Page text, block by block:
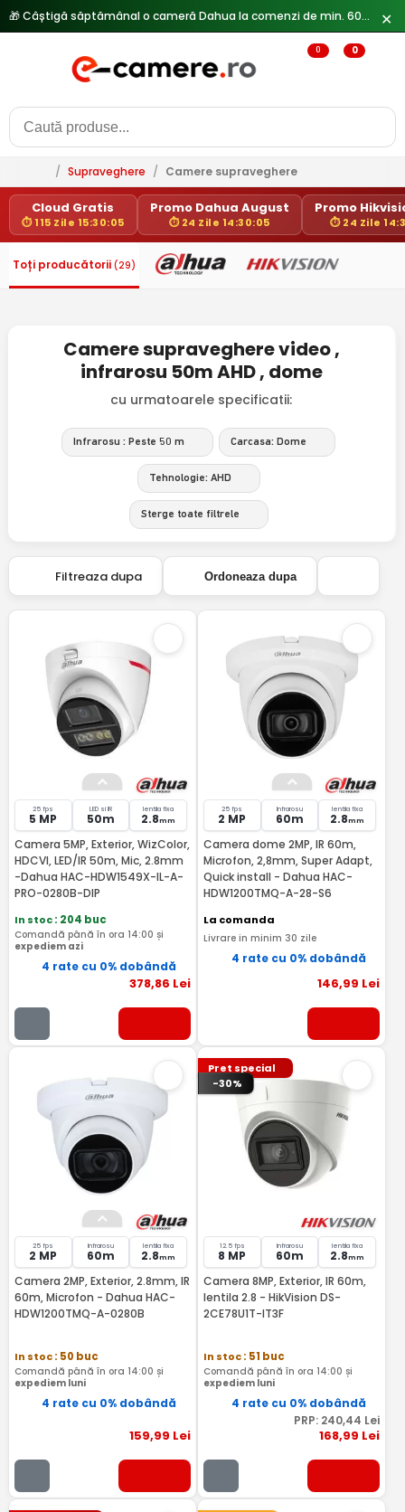
✕
0 0
/ Supraveghere / Camere supraveghere
Cloud Gratis
⏱ 115 Zile 15:30:05
Promo Dahua August
⏱ 24 Zile 14:30:05
Promo
⏱ 24 Zile
Toți producătorii (29)
Camere supraveghere video ,
infrarosu 50m AHD , dome
cu urmatoarele specificatii:
Infrarosu : Peste 50 m Carcasa: Dome
Tehnologie: AHD
Sterge toate filtrele
Filtreaza dupa Ordoneaza dupa
25 fps
5 MP
LED si IR
50m
lentila fixa
2.8mm
Camera 5MP, Exterior, WizColor,
HDCVI, LED/IR 50m, Mic, 2.8mm
-Dahua HAC-HDW1549X-IL-A-
PRO-0280B-DIP
In stoc: 204 buc
Comandă până în ora 14:00 și
expediem azi
4 rate cu 0% dobândă
378,86 Lei
25 fps
2 MP
Infrarosu
60m
lentila fixa
2.8mm
Camera dome 2MP, IR 60m,
Microfon, 2,8mm, Super Adapt,
Quick install - Dahua HAC-
HDW1200TMQ-A-28-S6
La comanda
Livrare in minim 30 zile
4 rate cu 0% dobândă
146,99 Lei
25 fps
2 MP
Infrarosu
60m
lentila fixa
2.8mm
Camera 2MP, Exterior, 2.8mm, IR
60m, Microfon - Dahua HAC-
HDW1200TMQ-A-0280B
In stoc: 50 buc
Comandă până în ora 14:00 și
expediem luni
4 rate cu 0% dobândă
159,99 Lei
Pret special
-30%
12.5 fps
8 MP
Infrarosu
60m
lentila fixa
2.8mm
Camera 8MP, Exterior, IR 60m,
lentila 2.8 - HikVision DS-
2CE78U1T-IT3F
In stoc: 51 buc
Comandă până în ora 14:00 și
expediem luni
4 rate cu 0% dobândă
PRP: 240,44 Lei
168,99 Lei